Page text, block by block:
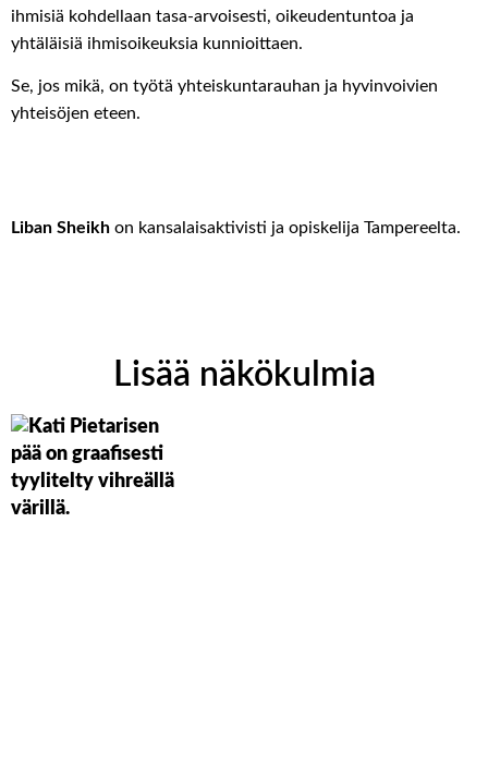
ihmisiä kohdellaan tasa-arvoisesti, oikeudentuntoa ja
yhtäläisiä ihmisoikeuksia kunnioittaen.
Se, jos mikä, on työtä yhteiskuntarauhan ja hyvinvoivien
yhteisöjen eteen.
Liban Sheikh on kansalaisaktivisti ja opiskelija Tampereelta.
Lisää näkökulmia